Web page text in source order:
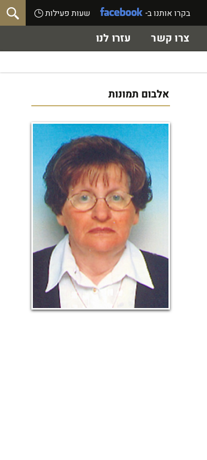
בקרו אותנו ב- שעות פעילות
צרו קשר עזרו לנו
אלבום תמונות